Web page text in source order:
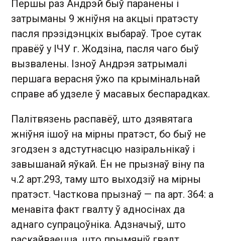
Першы раз Андрэй быў паранены і
затрыманы 9 жніўня на акцыі пратэсту
пасля прэзідэнцкіх выбараў. Трое сутак
правёў у ІЧУ г. Жодзіна, пасля чаго быў
вызвалены. Ізноў Андрэя затрымалі
першага верасня ўжо па крымінальнай
справе аб удзеле ў масавых беспарадках.
Палітвязень распавёў, што дзявятага
жніўня ішоў на мірны пратэст, бо быў не
згодзен з адстутнасцю назіральнікаў і
завышанай яўкай. Ён не прызнаў віну па
ч.2 арт.293, таму што выходзіў на мірны
пратэст. Часткова прызнаў — па арт. 364: а
менавіта факт гвалту ў адносінах да
аднаго супрацоўніка. Адзначыў, што